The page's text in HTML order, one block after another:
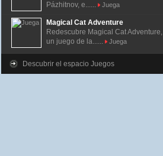
Pázhitnov, e......
Juega
Magical Cat Adventure
Redescubre Magical Cat Adventure,
un juego de la......
Juega
Descubrir el espacio Juegos